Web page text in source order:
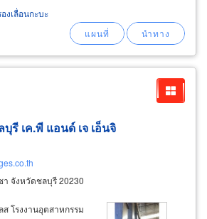
ทาน และใช้งานได้ต่อ
ยะยาว ผลิตจากเม็ด
ด้ดี
งเลื่อนกะบะ
รี เค.พี แอนด์ เจ เอ็นจิ
จังหวัดชลบุรี 20230
โรงงานอุตสาหกรรม